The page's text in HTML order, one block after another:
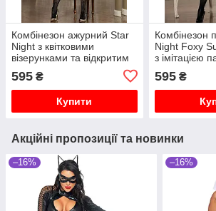
Комбінезон ажурний Star
Night з квітковими
візерунками та відкритим
595 ₴
Купити
Комбінезон
Night Foxy
з імітацією
595₴
Акційні пропозиції та новинки
–16% –16%